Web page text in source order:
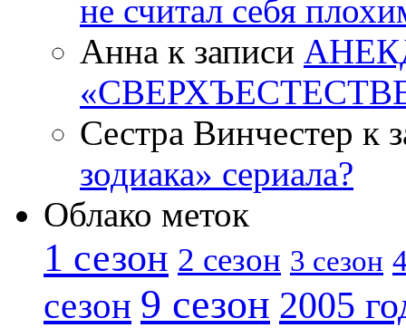
не считал себя
Анна к записи
Сестра Винчестер к
зодиака» сериала?
Облако меток
1 сезон 2 сезон 3 сезон
сезон 9 сезон 2005